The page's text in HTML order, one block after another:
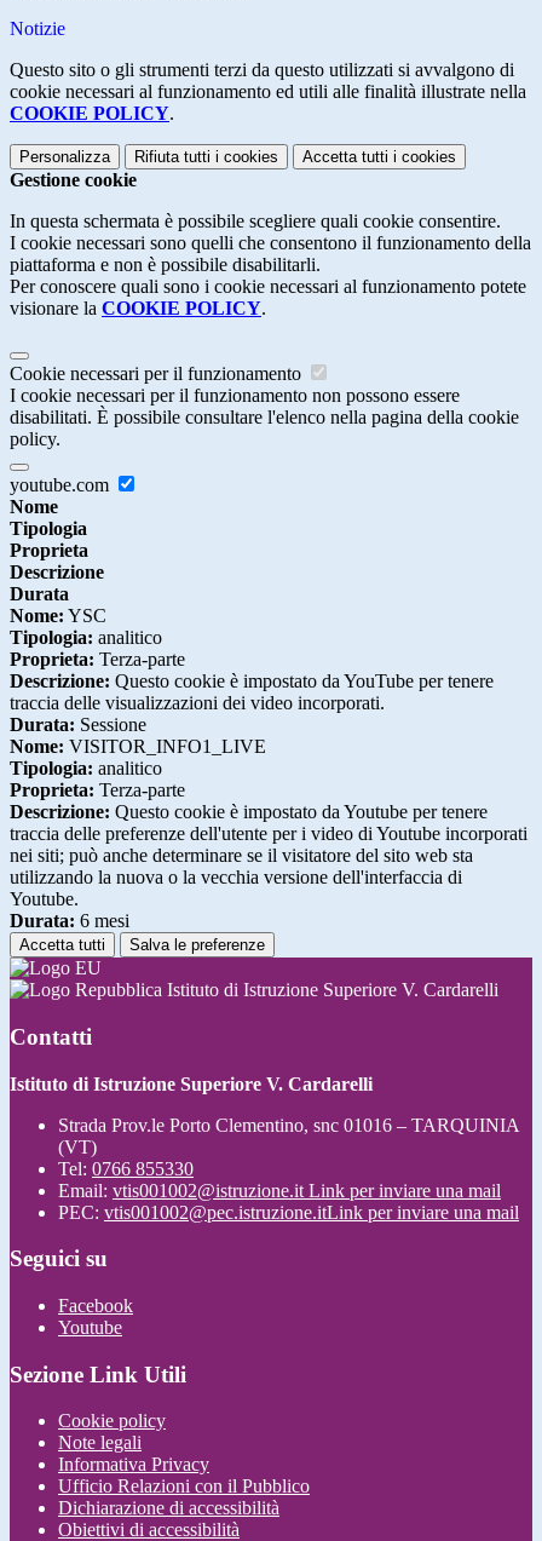
Notizie
Questo sito o gli strumenti terzi da questo utilizzati si avvalgono di
cookie necessari al funzionamento ed utili alle finalità illustrate nella
COOKIE POLICY.
Personalizza Rifiuta tutti i cookies Accetta tutti i cookies
Gestione cookie
In questa schermata è possibile scegliere quali cookie consentire.
I cookie necessari sono quelli che consentono il funzionamento della
piattaforma e non è possibile disabilitarli.
Per conoscere quali sono i cookie necessari al funzionamento potete
visionare la COOKIE POLICY.
Cookie necessari per il funzionamento
I cookie necessari per il funzionamento non possono essere
disabilitati. È possibile consultare l'elenco nella pagina della cookie
policy.
youtube.com
Nome
Tipologia
Proprieta
Descrizione
Durata
Nome: YSC
Tipologia: analitico
Proprieta: Terza-parte
Descrizione: Questo cookie è impostato da YouTube per tenere
traccia delle visualizzazioni dei video incorporati.
Durata: Sessione
Nome: VISITOR_INFO1_LIVE
Tipologia: analitico
Proprieta: Terza-parte
Descrizione: Questo cookie è impostato da Youtube per tenere
traccia delle preferenze dell'utente per i video di Youtube incorporati
nei siti; può anche determinare se il visitatore del sito web sta
utilizzando la nuova o la vecchia versione dell'interfaccia di
Youtube.
Durata: 6 mesi
Accetta tutti Salva le preferenze
Istituto di Istruzione Superiore V. Cardarelli
Contatti
Istituto di Istruzione Superiore V. Cardarelli
Strada Prov.le Porto Clementino, snc 01016 – TARQUINIA
(VT)
Tel: 0766 855330
Email: vtis001002@istruzione.it Link per inviare una mail
PEC: vtis001002@pec.istruzione.itLink per inviare una mail
Seguici su
Facebook
Youtube
Sezione Link Utili
Cookie policy
Note legali
Informativa Privacy
Ufficio Relazioni con il Pubblico
Dichiarazione di accessibilità
Obiettivi di accessibilità